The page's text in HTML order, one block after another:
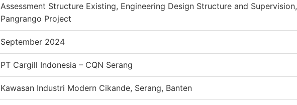
Assessment Structure Existing, Engineering Design Structure and Supervision,
Pangrango Project
September 2024
PT Cargill Indonesia – CQN Serang
Kawasan Industri Modern Cikande, Serang, Banten